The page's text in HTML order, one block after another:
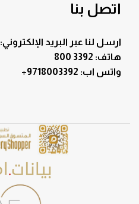
اتصل بنا
ارسل لنا عبر البريد الإلكتروني: cs@etihadwe.ae
هاتف: 3392 800
+9718003392 :واتس اب